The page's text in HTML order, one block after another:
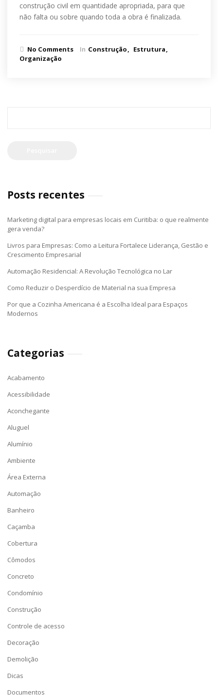
construção civil em quantidade apropriada, para que
não falta ou sobre quando toda a obra é finalizada.
No Comments In Construção
Estrutura
Organização
Posts recentes
Marketing digital para empresas locais em Curitiba: o que realmente
gera venda?
Livros para Empresas: Como a Leitura Fortalece Liderança, Gestão e
Crescimento Empresarial
Automação Residencial: A Revolução Tecnológica no Lar
Como Reduzir o Desperdício de Material na sua Empresa
Por que a Cozinha Americana é a Escolha Ideal para Espaços
Modernos
Categorias
Acabamento
Acessibilidade
Aconchegante
Aluguel
Alumínio
Ambiente
Área Externa
Automação
Banheiro
Caçamba
Cobertura
Cômodos
Concreto
Condomínio
Construção
Controle de acesso
Decoração
Demolição
Dicas
Documentos